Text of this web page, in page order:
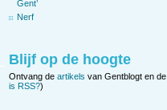
Gent’
Nerf
Blijf op de hoogte
Ontvang de artikels van Gentblogt en de
is RSS?)